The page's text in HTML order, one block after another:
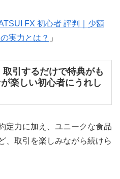
FX 初心者 評判｜少額
実力とは？ 」
引するだけで特典がも
楽しい初心者にうれし
定力に加え、ユニークな食品
、取引を楽しみながら続けら